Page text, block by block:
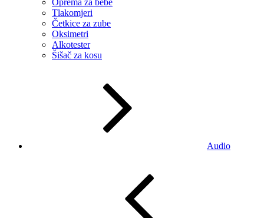
Tlakomjeri
Četkice za zube
Oksimetri
Alkotester
Šišač za kosu
Audio